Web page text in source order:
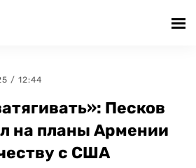
/ 12:44
Песков
на планы Армении
с США